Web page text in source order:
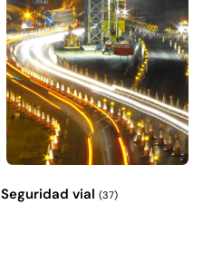
Seguridad vial (37)